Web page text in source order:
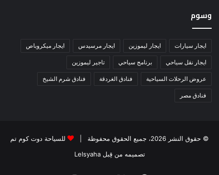
وسوم
ايجار سيارات ايجار ليموزين ايجار مرسيدس ايجار ميكروباص
ايجار نقل سياحي برنامج سياحي تاجير ليموزين
عروض الرحلات السياحية فنادق الغردقة فنادق شرم الشيخ
فنادق مصر
© حقوق النشر 2026، جميع الحقوق محفوظة |
للسياحة دوت كوم تم
تصميمه من قِبل Lelsyaha